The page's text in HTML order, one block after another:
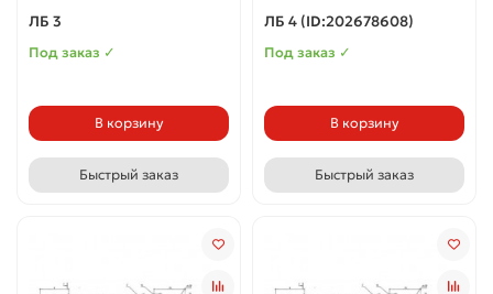
ЛБ 3
Под заказ ✓
В корзину
Быстрый заказ
ЛБ 4 (ID:202678608)
Под заказ ✓
В корзину
Быстрый заказ